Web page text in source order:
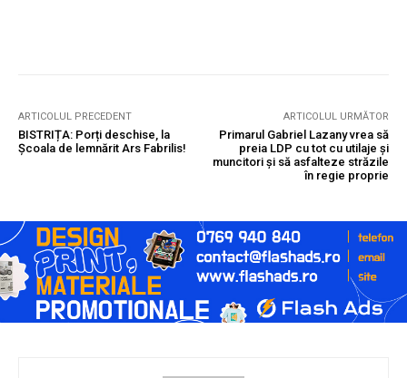
ARTICOLUL PRECEDENT
BISTRIȚA: Porți deschise, la
Școala de lemnărit Ars Fabrilis!
ARTICOLUL URMĂTOR
Primarul Gabriel Lazany vrea să
preia LDP cu tot cu utilaje și
muncitori și să asfalteze străzile
în regie proprie